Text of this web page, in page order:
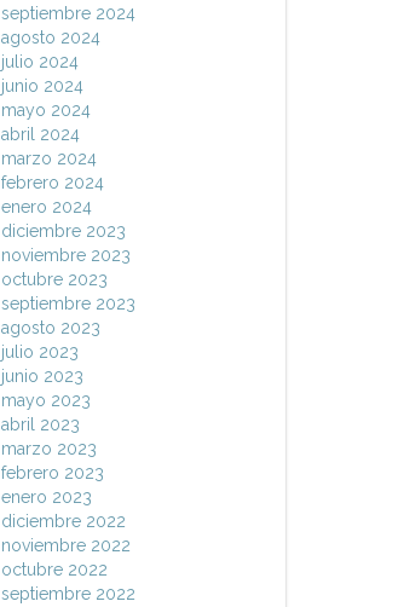
septiembre 2024
agosto 2024
julio 2024
junio 2024
mayo 2024
abril 2024
marzo 2024
febrero 2024
enero 2024
diciembre 2023
noviembre 2023
octubre 2023
septiembre 2023
agosto 2023
julio 2023
junio 2023
mayo 2023
abril 2023
marzo 2023
febrero 2023
enero 2023
diciembre 2022
noviembre 2022
octubre 2022
septiembre 2022